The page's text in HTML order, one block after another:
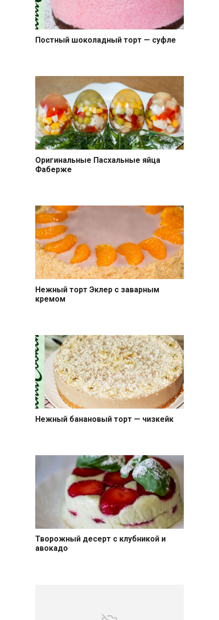
Постный шоколадный торт — суфле
Салаты
Оригинальные Пасхальные яйца
Фаберже
Нежный торт Эклер с заварным
кремом
Нежный банановый торт — чизкейк
Десерты
Творожный десерт с клубникой и
авокадо